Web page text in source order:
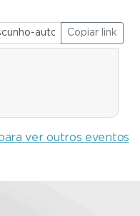
Copiar link
ver outros eventos